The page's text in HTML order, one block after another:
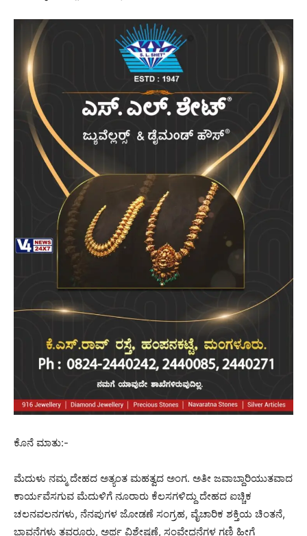
ಕೊನೆ ಮಾತು:-
ಮೆದುಳು ನಮ್ಮ ದೇಹದ ಅತ್ಯಂತ ಮಹತ್ವದ ಅಂಗ. ಅತೀ ಜವಾಬ್ದಾರಿಯುತವಾದ
ಕಾರ್ಯವೆಸಗುವ ಮೆದುಳಿಗೆ ನೂರಾರು ಕೆಲಸಗಳಿದ್ದು ದೇಹದ ಐಚ್ಚಿಕ
ಚಲನವಲನಗಳು, ನೆನಪುಗಳ ಜೋಡಣೆ ಸಂಗ್ರಹ, ವೈಚಾರಿಕ ಶಕ್ತಿಯ ಚಿಂತನೆ,
ಭಾವನೆಗಳು ತವರೂರು, ಅರ್ಥ ವಿಶ್ಲೇಷಣೆ, ಸಂವೇಧನೆಗಳ ಗಣಿ ಹೀಗೆ